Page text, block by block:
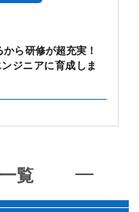
ら研修が超充実！
ジニアに育成しま
覧